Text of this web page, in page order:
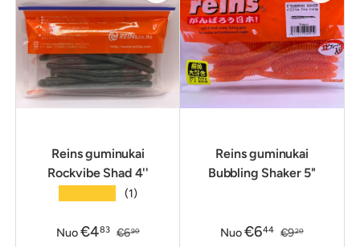
Reins guminukai
Rockvibe Shad 4''
(1)
Nuo €483 €690
Reins guminukai
Bubbling Shaker 5"
Nuo €644 €920